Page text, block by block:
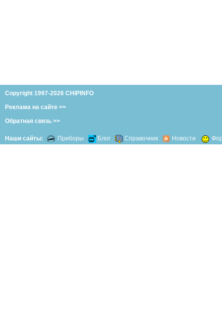
Copyright 1997-2026 CHIPINFO
Реклама на сайте >>
Обратная связь >>
Наши сайты: Приборы Блог Справочник Новости